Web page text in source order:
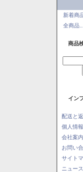
新着商
全商品...
商品
インフ
配送と
個人情
会社案内
お問い
サイト
ニュー